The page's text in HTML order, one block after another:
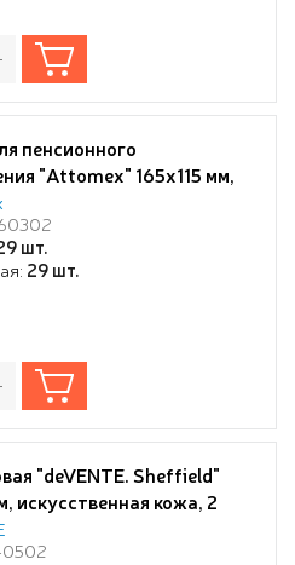
пенсионного
"Attomex" 165x115 мм,
кожа шик гладкая,
ПВХ клапаны, тиснение
фольгой, индивидуальная
шт.
29 шт.
"deVENTE. Sheffield"
искусственная кожа, 2
под визитки и
петлей, на молнии,